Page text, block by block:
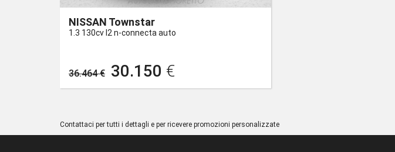
NISSAN Townstar
1.3 130cv l2 n-connecta auto
36.464 € 30.150 €
Contattaci per tutti i dettagli e per ricevere promozioni personalizzate